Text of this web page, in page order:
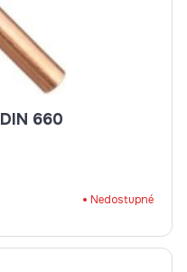
NIT MEDENÝ PGH 2X 6 DIN 660
Nedostupné